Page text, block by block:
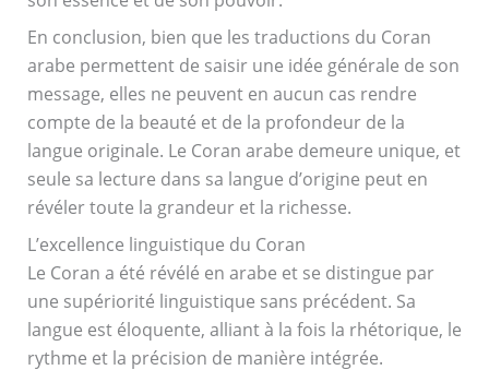
En conclusion, bien que les traductions du Coran
arabe permettent de saisir une idée générale de son
message, elles ne peuvent en aucun cas rendre
compte de la beauté et de la profondeur de la
langue originale. Le Coran arabe demeure unique, et
seule sa lecture dans sa langue d’origine peut en
révéler toute la grandeur et la richesse.
L’excellence linguistique du Coran
Le Coran a été révélé en arabe et se distingue par
une supériorité linguistique sans précédent. Sa
langue est éloquente, alliant à la fois la rhétorique, le
rythme et la précision de manière intégrée.